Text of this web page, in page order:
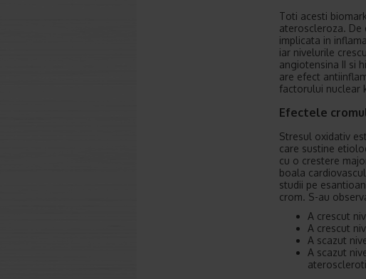
Toti acesti
ateroscleroza. De
implicata in
iar nivelurile
angiotensina II si
are efect
factorului nuclear
Efectele
Stresul oxidativ
care sustine
cu o crestere
boala
studii pe
crom. S-au
A crescut
A crescut
A scazut
A scazut